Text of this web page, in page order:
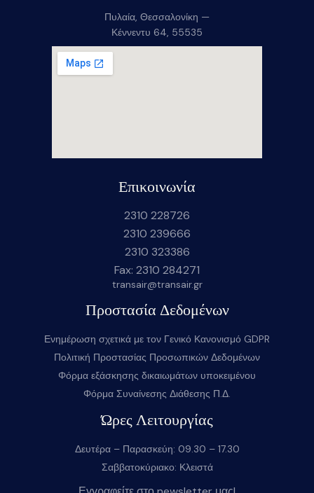
Πυλαία, Θεσσαλονίκη —
Κέννεντυ 64, 55535
Επικοινωνία
2310 228726
2310 239666
2310 323386
Fax: 2310 284271
transair@transair.gr
Προστασία Δεδομένων
Ενημέρωση σχετικά με τον Γενικό Κανονισμό GDPR
Πολιτική Προστασίας Προσωπικών Δεδομένων
Φόρμα εξάσκησης δικαιωμάτων υποκειμένου
Φόρμα Συναίνεσης Διάθεσης Π.Δ.
Ώρες Λειτουργίας
Δευτέρα – Παρασκεύη: 09.30 – 17.30
Σαββατοκύριακο: Κλειστά